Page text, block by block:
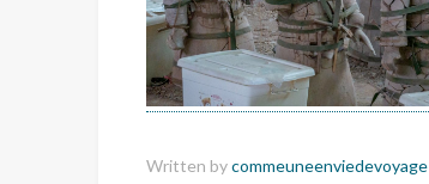
Written bycommeuneenviedevoyage